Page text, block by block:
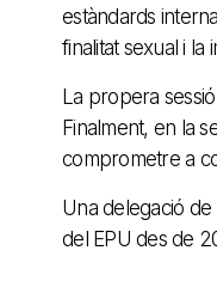
estàndards
finalitat sexual i la
La propera
Finalment, en la
comprometre a
Una delegació de
del EPU des de